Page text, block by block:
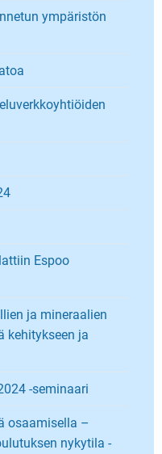
ympäristön
Espoo
ja mineraalien
kehitykseen ja
-seminaari
osaamisella –
nykytila -